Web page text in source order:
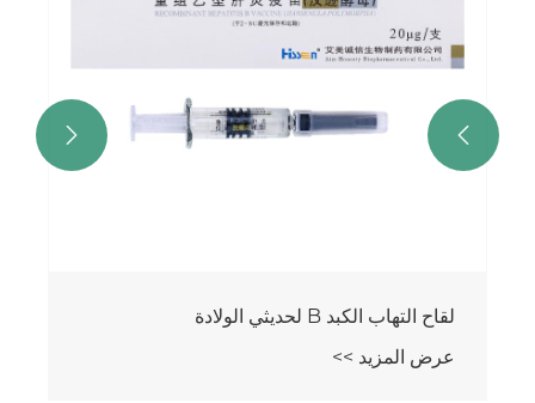
لقاح التهاب الكبد B لحديثي الولادة
عرض المزيد >>

